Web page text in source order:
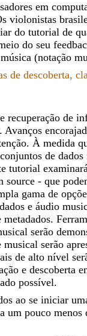
em
violonistas
do tutorial de
do seu
(notação
de descoberta,
recuperação de
À medida
de
tutorial
- que
gama de
e áudio
serão
serão
de alto nível
e descoberta
possível.
ao se iniciar
um pouco